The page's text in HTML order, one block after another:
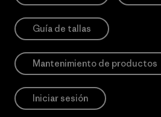
Guía de tallas
Mantenimiento de productos
Iniciar sesión